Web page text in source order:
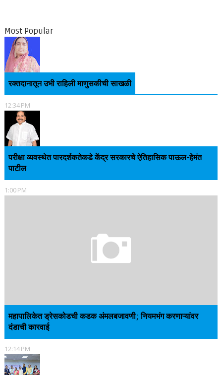
Most Popular
रक्तदानातून उभी राहिली माणुसकीची साखळी
12:34 PM
परीक्षा व्यवस्थेत पारदर्शकतेकडे केंद्र सरकारचे ऐतिहासिक पाऊल-हेमंत
पाटील
1:00 PM
महापालिकेत ड्रेसकोडची कडक अंमलबजावणी; नियमभंग करणाऱ्यांवर
दंडाची कारवाई
12:14 PM